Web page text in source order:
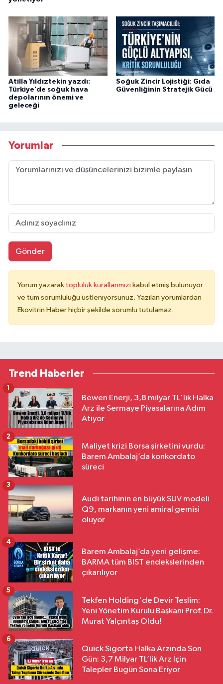
Atilla Yıldıztekin yazdı:
Türkiye’de soğuk hava
depolarının önemi ve
geleceği
Soğuk Zincir Lojistiği: Gıda
Güvenliğinin Stratejik Gücü
Yorumlar
Gönder
Yorum yazarak topluluk kurallarımızı kabul etmiş bulunuyor
ve tüm sorumluluğu üstleniyorsunuz. Yazılan yorumlardan
Ekovitrin Haber hiçbir şekilde sorumlu tutulamaz.
Trend Haberler
Bewen Enerji, 3,8 milyar TL'lik Halka
Arz ile Sermaye Piyasalarına Adım
Atıyor
1
Maliyet krizi Borsa şirketini vurdu:
Barem Ambalaj’da konkordato
süreci
2
Audi tarihinin en büyük SUV modeli
Q9, markanın yeni amiral gemisi
oluyor
3
Barem Ambalaj’da yeni gelişme:
BARMA tüm BIST endekslerinden
çıkarılıyor
4
Tekfen Holding'de Devir Teslim:
Yeni Yönetim Kurulu Başkanı Prof. Dr.
Murat Yalçıntaş Oldu!
5
Quick Sigorta Halka Arzında Son
Gün: 3,7 Milyar TL’lik Arz İçin
Talepler Bugün Sona Eriyor
6